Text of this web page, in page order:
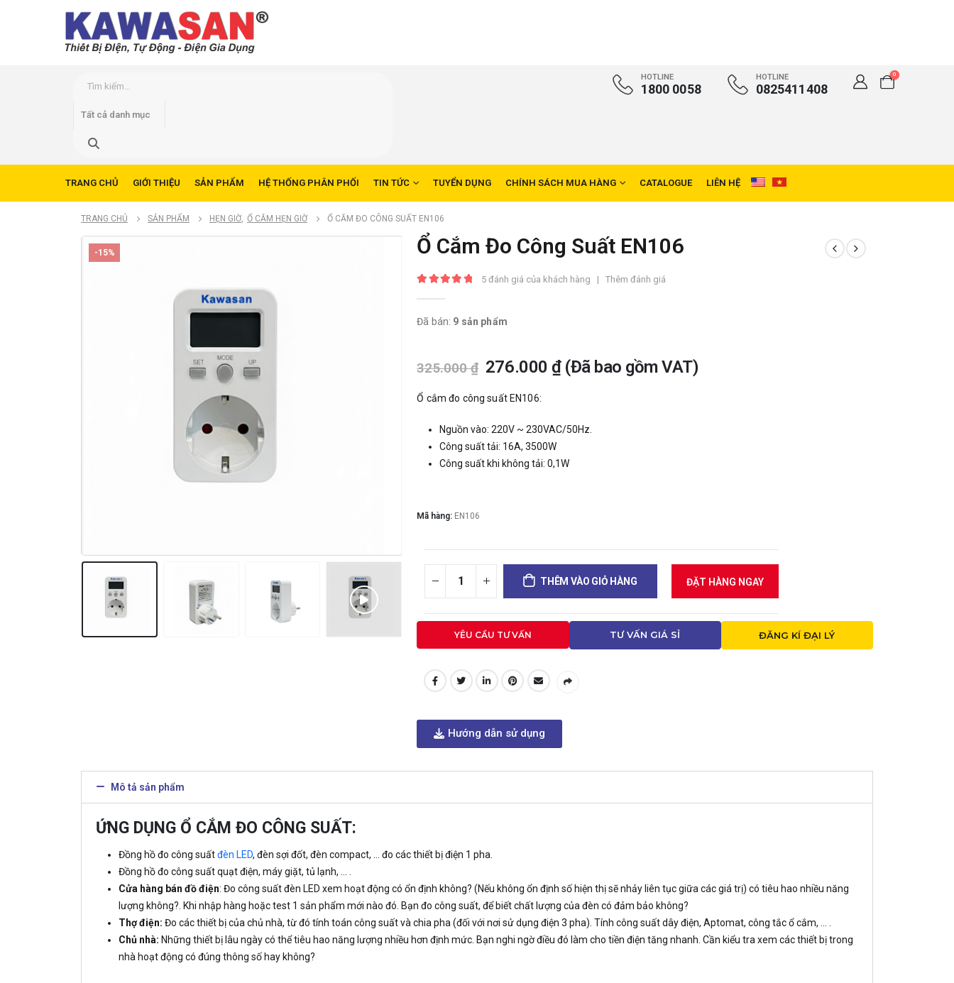
HOTLINE
1800 0058
HOTLINE
0825411408
0
TRANG CHỦ GIỚI THIỆU SẢN PHẨM HỆ THỐNG PHÂN PHỐI TIN TỨC TUYỂN DỤNG CHÍNH SÁCH MUA HÀNG CATALOGUE LIÊN HỆ
TRANG CHỦ SẢN PHẨM HẸN GIỜ, Ổ CẮM HẸN GIỜ Ổ CẮM ĐO CÔNG SUẤT EN106
-15% Ổ Cắm Đo Công Suất EN106
5đánh giá của khách hàng | Thêm đánh giá
Đã bán: 9 sản phẩm
325.000₫ 276.000₫(Đã bao gồm VAT)
Ổ cắm đo công suất EN106:
Nguồn vào: 220V ~ 230VAC/50Hz.
Công suất tải: 16A, 3500W
Công suất khi không tải: 0,1W
Mã hàng: EN106
THÊM VÀO GIỎ HÀNG ĐẶT HÀNG NGAY
YÊU CẦU TƯ VẤN TƯ VẤN GIÁ SỈ ĐĂNG KÍ ĐẠI LÝ
Hướng dẫn sử dụng
Mô tả sản phẩm
ỨNG DỤNG Ổ CẮM ĐO CÔNG SUẤT:
Đồng hồ đo công suấtđèn LED, đèn sợi đốt, đèn compact, … đo các thiết bị điện 1 pha.
Đồng hồ đo công suất quạt điện, máy giặt, tủ lạnh, … .
Cửa hàng bán đồ điện: Đo công suất đèn LED xem hoạt động có ổn định không? (Nếu không ổn định số hiện thị sẽ nhảy liên tục giữa các giá trị) có tiêu hao nhiều năng
lượng không?. Khi nhập hàng hoặc test 1 sản phẩm mới nào đó. Bạn đo công suất, để biết chất lượng của đèn có đảm bảo không?
Thợ điện: Đo các thiết bị của chủ nhà, từ đó tính toán công suất và chia pha (đối với nơi sử dụng điện 3 pha). Tính công suất dây điện, Aptomat, công tắc ổ cắm, … .
Chủ nhà: Những thiết bị lâu ngày có thể tiêu hao năng lượng nhiều hơn định mức. Bạn nghi ngờ điều đó làm cho tiền điện tăng nhanh. Cần kiểu tra xem các thiết bị trong
nhà hoạt động có đúng thông số hay không?